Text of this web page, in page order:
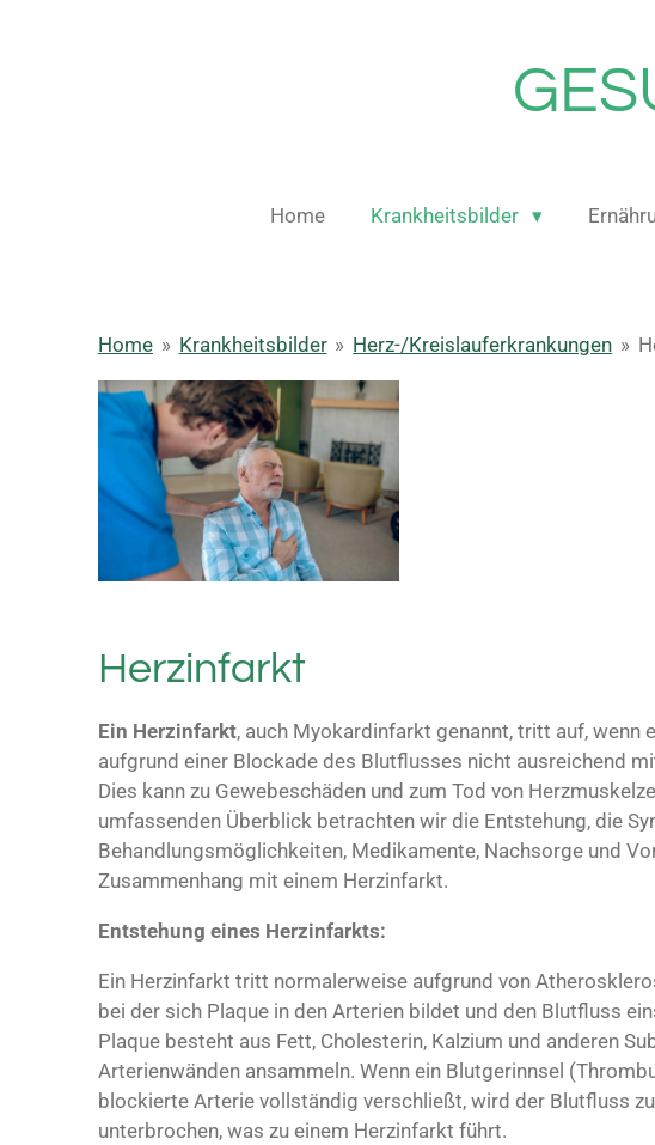
Home Krankheitsbilder
Home » Krankheitsbilder » Herz-/Kreislauferkrankungen »
Herzinfarkt
Ein Herzinfarkt, auch Myokardinfarkt genannt, tritt auf, wenn
aufgrund einer Blockade des Blutflusses nicht ausreichend
Dies kann zu Gewebeschäden und zum Tod von
umfassenden Überblick betrachten wir die Entstehung, die
Behandlungsmöglichkeiten, Medikamente, Nachsorge und
Zusammenhang mit einem Herzinfarkt.
Entstehung eines Herzinfarkts:
Ein Herzinfarkt tritt normalerweise aufgrund von
bei der sich Plaque in den Arterien bildet und den Blutfluss
Plaque besteht aus Fett, Cholesterin, Kalzium und anderen
Arterienwänden ansammeln. Wenn ein Blutgerinnsel
blockierte Arterie vollständig verschließt, wird der Blutfluss
unterbrochen, was zu einem Herzinfarkt führt.